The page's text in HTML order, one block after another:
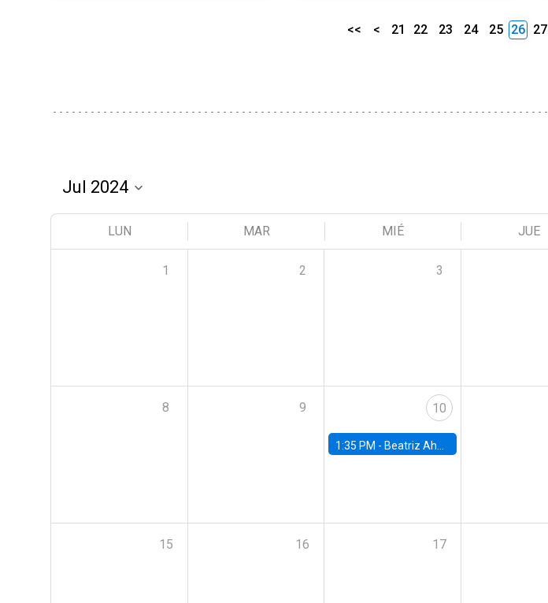
<< < 21 22 23 24 25 26 27
LUN MAR MIÉ JUE
1 2 3
8 9 10
1:35 PM - Beatriz Ahumada, PhD candidate, Universidad de Pittsburgh
15 16 17